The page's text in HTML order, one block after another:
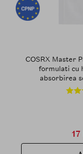
COSRX Master
formulati cu
absorbirea
mentinerea unei
17